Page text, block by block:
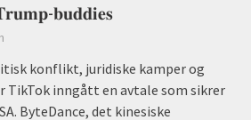
𝐛𝐮𝐝𝐝𝐢𝐞𝐬
konflikt, juridiske kamper og
TikTok inngått en avtale som sikrer
ByteDance, det kinesiske